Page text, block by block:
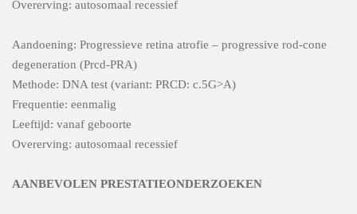
Overerving: autosomaal recessief
Aandoening: Progressieve retina atrofie – progressive rod-cone
degeneration (Prcd-PRA)
Methode: DNA test (variant: PRCD: c.5G>A)
Frequentie: eenmalig
Leeftijd: vanaf geboorte
Overerving: autosomaal recessief
AANBEVOLEN PRESTATIEONDERZOEKEN